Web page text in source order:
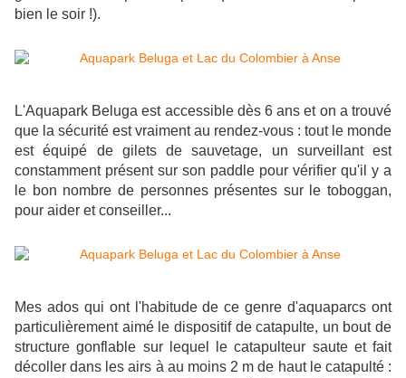
bien le soir !).
L'Aquapark Beluga est accessible dès 6 ans et on a trouvé
que la sécurité est vraiment au rendez-vous : tout le monde
est équipé de gilets de sauvetage, un surveillant est
constamment présent sur son paddle pour vérifier qu'il y a
le bon nombre de personnes présentes sur le toboggan,
pour aider et conseiller...
Mes ados qui ont l'habitude de ce genre d'aquaparcs ont
particulièrement aimé le dispositif de catapulte, un bout de
structure gonflable sur lequel le catapulteur saute et fait
décoller dans les airs à au moins 2 m de haut le catapulté :